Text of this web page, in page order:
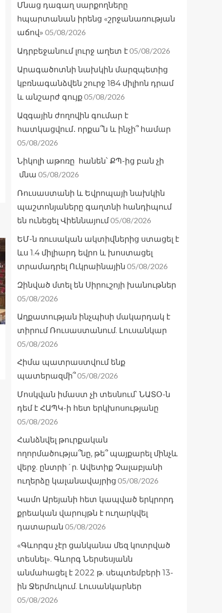
Մնաց դագաղ սարքողները
հպարտանան իրենց «շրջանառության
աճով» 05/08/2026
Ադրբեջանում լուրջ աղետ է05/08/2026
Արագածոտնի նախկին մարզպետից
կբռնագանձվեն շուրջ 184 միլիոն դրամ
և անշարժ գույք05/08/2026
Ազգային ժողովին գումար է
հատկացվում․ որքա՞ն և ինչի՞ համար
05/08/2026
Նիկոլի աթոռը հանեն՝ ՔՊ-ից բան չի
մնա 05/08/2026
Ռուսաստանի և Եվրոպայի նախկին
պաշտոնյաները գաղտնի հանդիպում
են ունեցել Վիեննայում05/08/2026
ԵՄ-ն ռուսական ակտիվներից ստացել է
ևս 1.4 միլիարդ եվրո և խոստացել
տրամադրել Ուկրաինային 05/08/2026
Զինված մտել են Սիրուշոյի խանութներ
05/08/2026
Աղքատության ինչպիսի մակարդակ է
տիրում Ռուսաստանում. Լուսանկար
05/08/2026
Հիմա պատրաստվում ենք
պատերազմի՞05/08/2026
Մոսկվան իմաստ չի տեսնում՝ ՆԱՏՕ-ն
դեմ է ՀԱՊԿ-ի հետ երկխոսությանը
05/08/2026
Հանձնվել թուրքական
ողորմածությա՞նը, թե՞ պայքարել մինչև
վերջ. ընտրի´ր. Ավետիք Չալաբյանի
ուղերձը կալանավայրից 05/08/2026
Կամո Արեյանի հետ կապված երկրորդ
քրեական վարույթն է ուղարկվել
դատարան 05/08/2026
«Գևորգս չէր ցանկանա մեզ կոտրված
տեսնել». Գևորգ Ներսեսյանն
անմահացել է 2022 թ. սեպտեմբերի 13-
ին Ջերմուկում. Լուսանկարներ
05/08/2026